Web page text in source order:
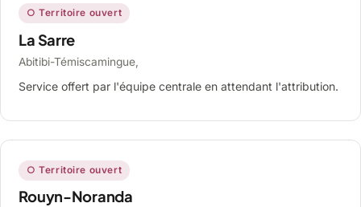
○ Territoire ouvert
La Sarre
Abitibi-Témiscamingue,
Service offert par l'équipe centrale en attendant l'attribution.
○ Territoire ouvert
Rouyn-Noranda